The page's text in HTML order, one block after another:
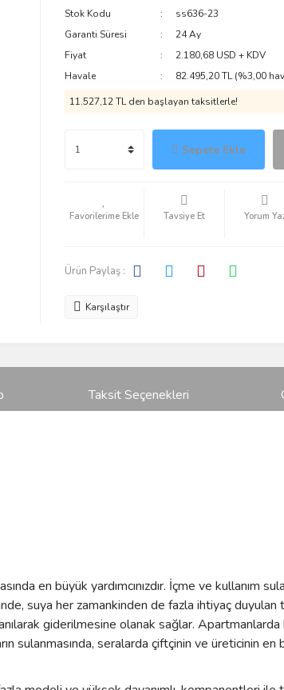
Stok Kodu
ss636-23
Garanti Süresi
24 Ay
Fiyat
2.180,68 USD + KDV
Havale
82.495,20 TL (%3,00
11.527,12 TL den başlayan taksitlerle!
Sepete Ekle
Tavsiye Et Yorum
Ürün Paylaş :
Karşılaştır
Taksit Seçenekleri
en büyük yardımcınızdır. İçme ve kullanım
suya her zamankinden de fazla ihtiyaç
giderilmesine olanak sağlar.
sulanmasında, seralarda çiftçinin ve üreticinin